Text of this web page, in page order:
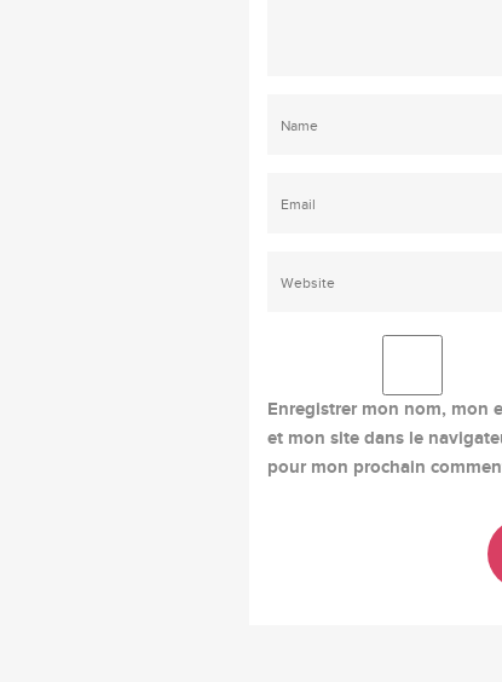
Enregistrer mon nom, mon
et mon site dans le
pour mon prochain